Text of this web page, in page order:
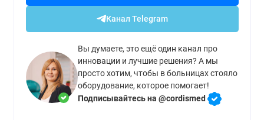
Канал Telegram
Вы думаете, это ещё один канал про
инновации и лучшие решения? А мы
просто хотим, чтобы в больницах стояло
оборудование, которое помогает!
Подписывайтесь на @cordismed